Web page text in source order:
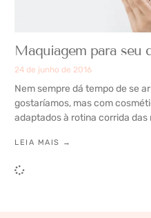
Maquiagem para seu
24 de junho de 2016
Nem sempre dá tempo de se
gostaríamos, mas com
adaptados à rotina corrida das
LEIA MAIS →